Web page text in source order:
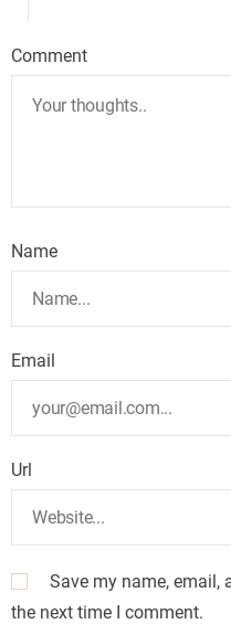
Comment
Name
Email
Url
Save my name, email,
the next time I comment.